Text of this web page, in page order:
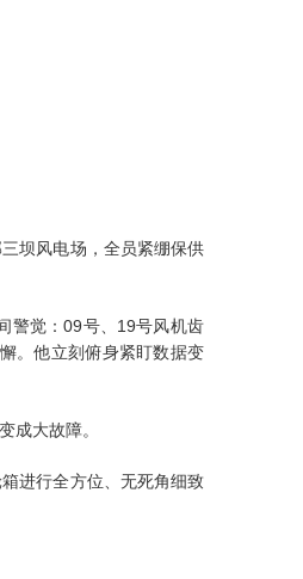
坝风电场，全员紧绷保供
警觉：09号、19号风机齿
。他立刻俯身紧盯数据变
成大故障。
进行全方位、无死角细致